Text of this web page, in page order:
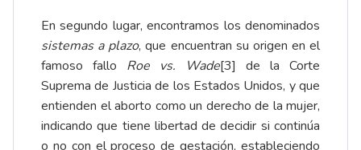
En segundo lugar, encontramos los denominados
sistemas a plazo, que encuentran su origen en el
famoso fallo Roe vs. Wade[3] de la Corte
Suprema de Justicia de los Estados Unidos, y que
entienden el aborto como un derecho de la mujer,
indicando que tiene libertad de decidir si continúa
o no con el proceso de gestación, estableciendo